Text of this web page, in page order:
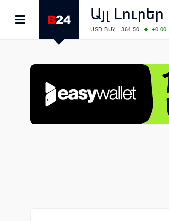
Այլ Լուրեր
USD BUY - 364.50 +0.00
COMEX: PLATINUM - 1749.90
LME: ALUMINIUM - 3184.00
LME: NICKEL - 17249.00
LME: LEAD - 1877.50
-
FOREX: USD/JPY - 158.37
FOREX: EUR/USD - 1.1521